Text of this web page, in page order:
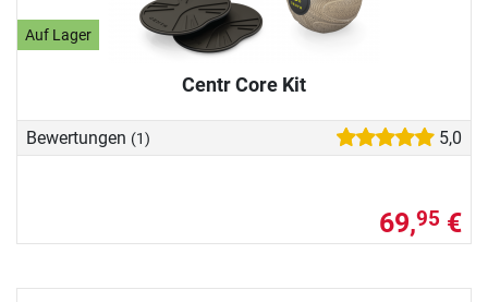
Auf Lager
Centr Core Kit
Bewertungen (1) 5,0
69,95 €